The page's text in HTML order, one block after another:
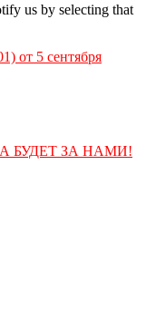
us by selecting that
от 5 сентября
БУДЕТ ЗА НАМИ!